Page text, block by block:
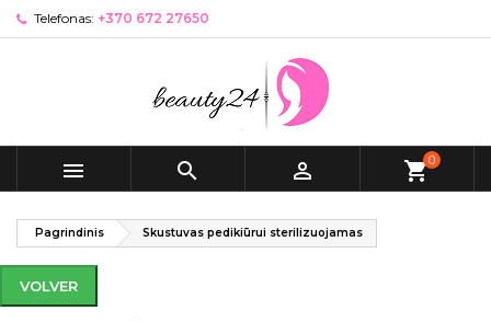
Telefonas: +370 672 27650
   shopping_cart0
Pagrindinis Skustuvas pedikiūrui sterilizuojamas
VOLVER